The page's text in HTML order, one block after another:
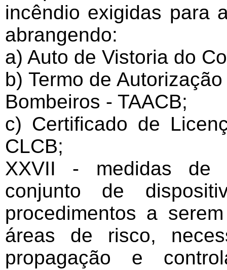
incêndio exigidas para
abrangendo:
a) Auto de Vistoria do
b) Termo de
Bombeiros - TAACB;
c) Certificado de
CLCB;
XXVII - medidas de
conjunto de
procedimentos a
áreas de risco,
propagação e